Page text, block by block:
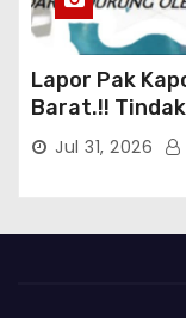
Lapor Pak
Barat.!!
Bersubsidi
Persisnya di
Jul 31, 2026